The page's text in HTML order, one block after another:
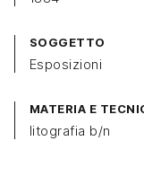
SOGGETTO
Esposizioni
MATERIA E
litografia b/n